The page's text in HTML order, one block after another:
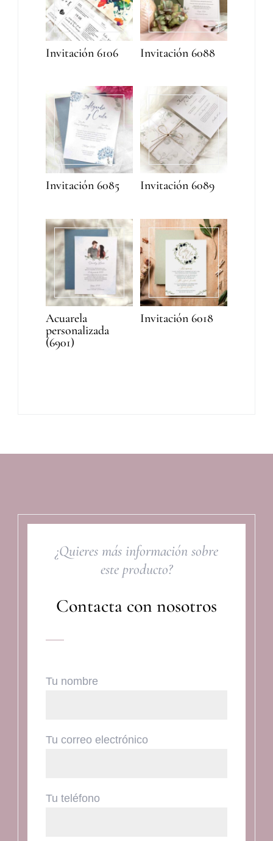
Invitación 6106 Invitación 6088
Invitación 6085 Invitación 6089
Acuarela
personalizada
(6901)
Invitación 6018
¿Quieres más información sobre
este producto?
Contacta con nosotros
Tu nombre
Tu correo electrónico
Tu teléfono